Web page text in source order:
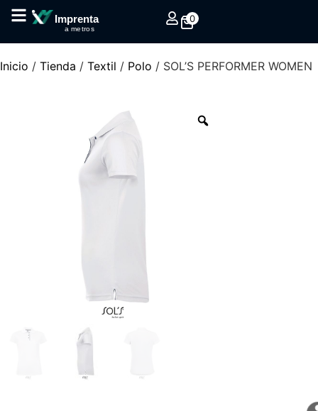
Imprenta
a metros
0
Inicio / Tienda / Textil / Polo / SOL’S PERFORMER WOMEN